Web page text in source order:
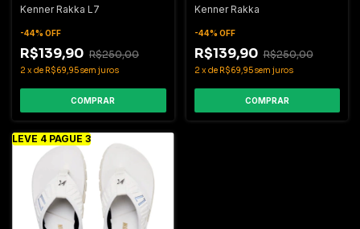
Kenner Rakka L7
-44% OFF
R$139,90 R$250,00
2 xde R$69,95sem juros
COMPRAR
Kenner Rakka
-44% OFF
R$139,90 R$250,00
2 xde R$69,95sem juros
COMPRAR
LEVE 4 PAGUE 3